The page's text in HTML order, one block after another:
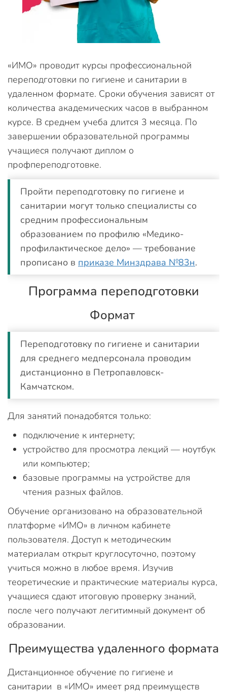
«ИМО» проводит курсы профессиональной
переподготовки по гигиене и санитарии в
удаленном формате. Сроки обучения зависят от
количества академических часов в выбранном
курсе. В среднем учеба длится 3 месяца. По
завершении образовательной программы
учащиеся получают диплом о
профпереподготовке.
Пройти переподготовку по гигиене и
санитарии могут только специалисты со
средним профессиональным
образованием по профилю «Медико-
профилактическое дело» — требование
прописано в приказе Минздрава №83н.
Программа переподготовки
Формат
Переподготовку по гигиене и санитарии
для среднего медперсонала проводим
дистанционно в Петропавловск-
Камчатском.
Для занятий понадобятся только:
подключение к интернету;
устройство для просмотра лекций — ноутбук
или компьютер;
базовые программы на устройстве для
чтения разных файлов.
Обучение организовано на образовательной
платформе «ИМО» в личном кабинете
пользователя. Доступ к методическим
материалам открыт круглосуточно, поэтому
учиться можно в любое время. Изучив
теоретические и практические материалы курса,
учащиеся сдают итоговую проверку знаний,
после чего получают легитимный документ об
образовании.
Преимущества удаленного формата
Дистанционное обучение по гигиене и
санитарии в «ИМО» имеет ряд преимуществ